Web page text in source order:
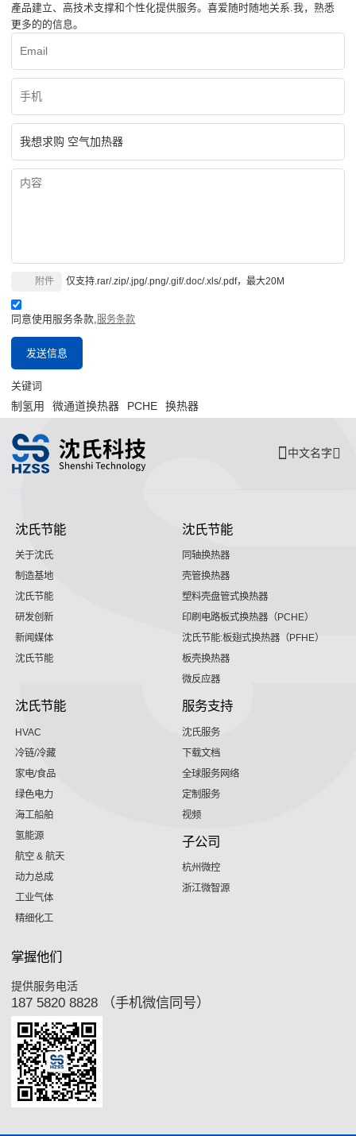
產品建立、高技术支撑和个性化提供服务。喜爱随时随地关系.我，熟悉
更多的的信息。
仅支持.rar/.zip/.jpg/.png/.gif/.doc/.xls/.pdf，最大20M
附件
同意使用服务条款, 服务条款
发送信息
关键词
制氢用 微通道换热器 PCHE 换热器
中文名字
沈氏节能
关于沈氏
制造基地
沈氏节能
研发创新
新闻媒体
沈氏节能
沈氏节能
同轴换热器
壳管换热器
塑料壳盘管式换热器
印刷电路板式换热器（PCHE）
沈氏节能:板翅式换热器（PFHE）
板壳换热器
微反应器
沈氏节能
HVAC
冷链/冷藏
家电/食品
绿色电力
海工船舶
氢能源
航空 & 航天
动力总成
工业气体
精细化工
服务支持
沈氏服务
下载文档
全球服务网络
定制服务
视频
子公司
杭州微控
浙江微智源
掌握他们
提供服务电活
187 5820 8828 （手机微信同号）